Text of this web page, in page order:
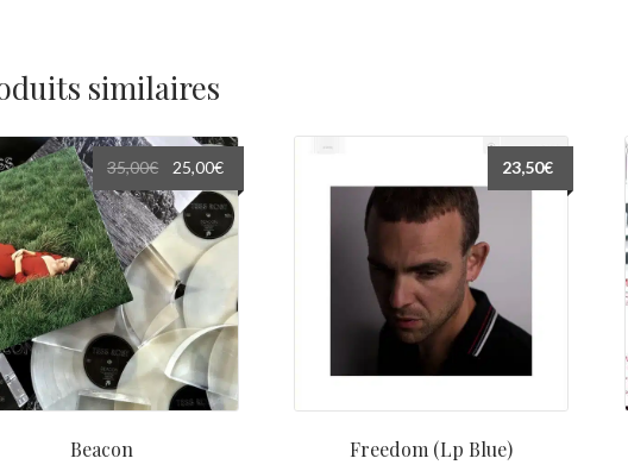
similaires
Beacon
35,00€
Le
prix
initial
était :
35,00€.
25,00€Le
prix
actuel
est :
Freedom (Lp Blue)
23,50€